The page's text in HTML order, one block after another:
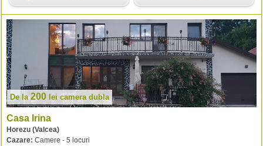
De la200 lei camera dubla
Casa Irina
Horezu (Valcea)
Cazare: Camere - 5 locuri